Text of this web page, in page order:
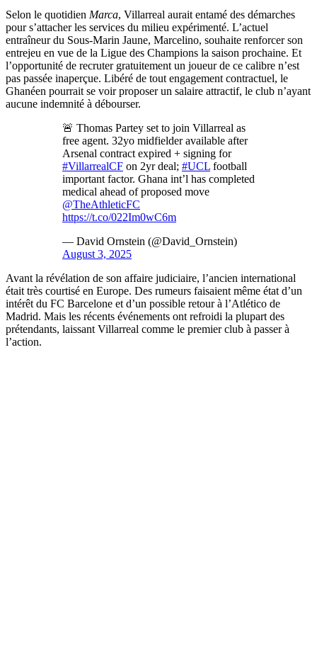
Selon le quotidien Marca, Villarreal aurait entamé des démarches
pour s’attacher les services du milieu expérimenté. L’actuel
entraîneur du Sous-Marin Jaune, Marcelino, souhaite renforcer son
entrejeu en vue de la Ligue des Champions la saison prochaine. Et
l’opportunité de recruter gratuitement un joueur de ce calibre n’est
pas passée inaperçue. Libéré de tout engagement contractuel, le
Ghanéen pourrait se voir proposer un salaire attractif, le club n’ayant
aucune indemnité à débourser.
🚨 Thomas Partey set to join Villarreal as
free agent. 32yo midfielder available after
Arsenal contract expired + signing for
#VillarrealCF on 2yr deal; #UCL football
important factor. Ghana int’l has completed
medical ahead of proposed move
@TheAthleticFC
https://t.co/022Im0wC6m
— David Ornstein (@David_Ornstein)
August 3, 2025
Avant la révélation de son affaire judiciaire, l’ancien international
était très courtisé en Europe. Des rumeurs faisaient même état d’un
intérêt du FC Barcelone et d’un possible retour à l’Atlético de
Madrid. Mais les récents événements ont refroidi la plupart des
prétendants, laissant Villarreal comme le premier club à passer à
l’action.